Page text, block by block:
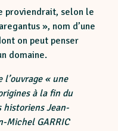
proviendrait, selon le
», nom d’une
on peut penser
domaine.
l’ouvrage « une
à la fin du
historiens Jean-
Michel GARRIC